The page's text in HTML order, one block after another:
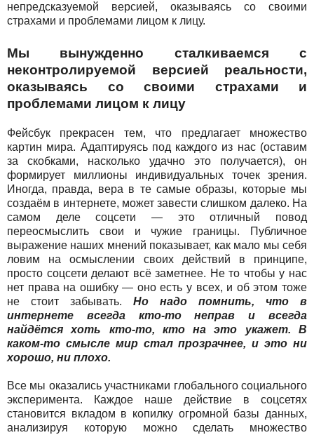
непредсказуемой версией, оказываясь со своими
страхами и проблемами лицом к лицу.
Мы вынужденно сталкиваемся с
неконтролируемой версией реальности,
оказываясь со своими страхами и
проблемами лицом к лицу
Фейсбук прекрасен тем, что предлагает множество
картин мира. Адаптируясь под каждого из нас (оставим
за скобками, насколько удачно это получается), он
формирует миллионы индивидуальных точек зрения.
Иногда, правда, вера в те самые образы, которые мы
создаём в интернете, может завести слишком далеко. На
самом деле соцсети — это отличный повод
переосмыслить свои и чужие границы. Публичное
выражение наших мнений показывает, как мало мы себя
ловим на осмыслении своих действий в принципе,
просто соцсети делают всё заметнее. Не то чтобы у нас
нет права на ошибку — оно есть у всех, и об этом тоже
не стоит забывать. Но надо помнить, что в
интернете всегда кто-то неправ и всегда
найдётся хоть кто-то, кто на это укажет. В
каком-то смысле мир стал прозрачнее, и это ни
хорошо, ни плохо.
Все мы оказались участниками глобального социального
эксперимента. Каждое наше действие в соцсетях
становится вкладом в копилку огромной базы данных,
анализируя которую можно сделать множество